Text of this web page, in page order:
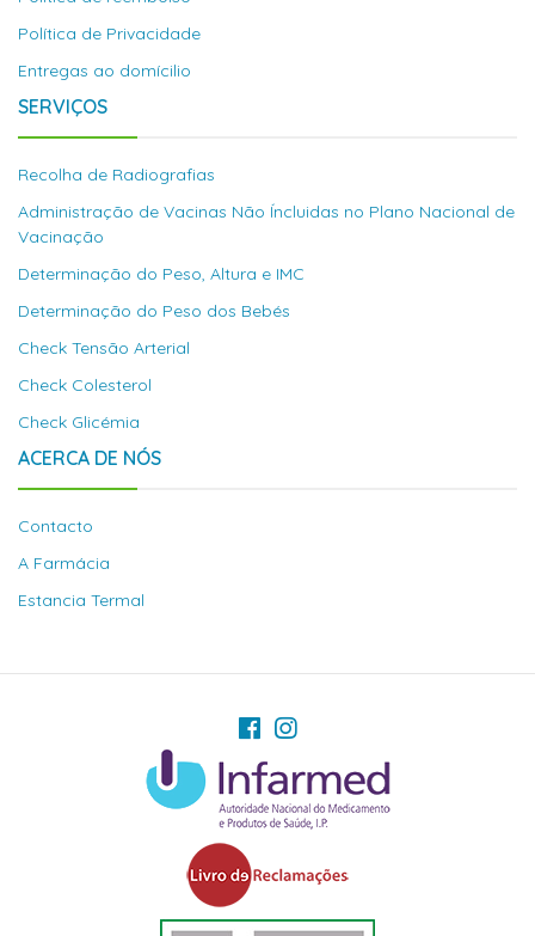
Política de Privacidade
Entregas ao domícilio
SERVIÇOS
Recolha de Radiografias
Administração de Vacinas Não Íncluidas no Plano Nacional de
Vacinação
Determinação do Peso, Altura e IMC
Determinação do Peso dos Bebés
Check Tensão Arterial
Check Colesterol
Check Glicémia
ACERCA DE NÓS
Contacto
A Farmácia
Estancia Termal